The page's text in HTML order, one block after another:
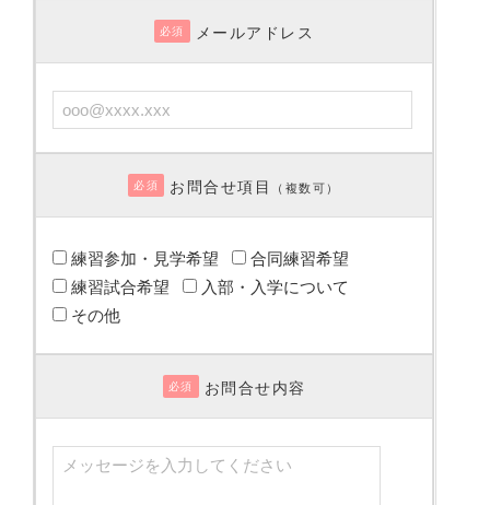
必須 メールアドレス
必須 お問合せ項目 （複数可）
練習参加・見学希望
合同練習希望
練習試合希望
入部・入学について
その他
必須 お問合せ内容